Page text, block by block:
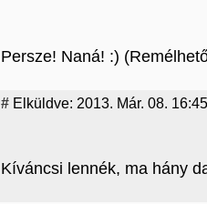
Persze! Naná! :)
# Elküldve: 2013. Már. 08. 16:45
Kíváncsi lennék, ma hány